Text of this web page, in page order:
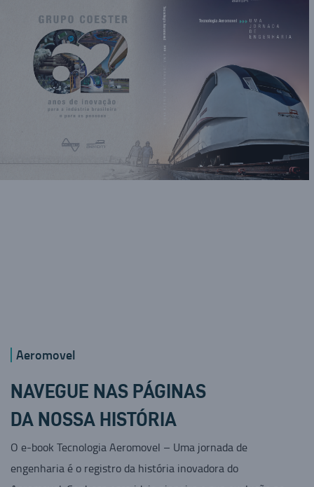
Aeromovel
NAVEGUE NAS PÁGINAS
DA NOSSA HISTÓRIA
O e-book Tecnologia Aeromovel – Uma jornada de
engenharia é o registro da história inovadora do